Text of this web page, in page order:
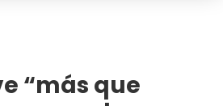
“más que